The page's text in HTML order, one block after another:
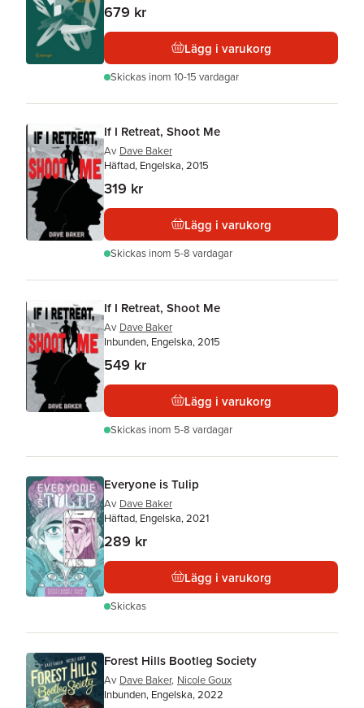
679 kr
Lägg i varukorg
Skickas inom 10-15 vardagar
If I Retreat, Shoot Me
Av Dave Baker
Häftad, Engelska, 2015
319 kr
Lägg i varukorg
Skickas inom 5-8 vardagar
If I Retreat, Shoot Me
Av Dave Baker
Inbunden, Engelska, 2015
549 kr
Lägg i varukorg
Skickas inom 5-8 vardagar
Everyone is Tulip
Av Dave Baker
Häftad, Engelska, 2021
289 kr
Lägg i varukorg
Skickas
Forest Hills Bootleg Society
Av Dave Baker, Nicole Goux
Inbunden, Engelska, 2022